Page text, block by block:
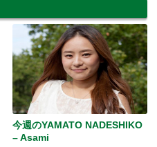
今週のYAMATO NADESHIKO
– Asami